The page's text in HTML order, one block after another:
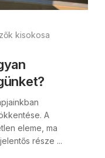
kisokosa
A
eleme, ma
része ...